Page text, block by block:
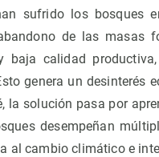
sufrido los
de las masas
baja calidad
genera un desinterés
la solución pasa por
desempeñan
al cambio climático e